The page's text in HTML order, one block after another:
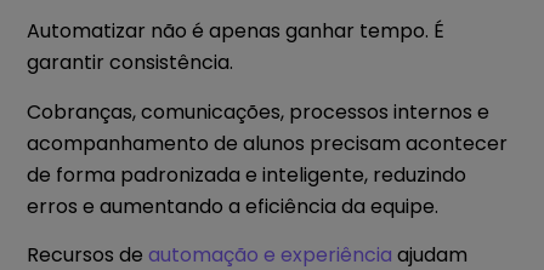
Automatizar não é apenas ganhar tempo. É
garantir consistência.
Cobranças, comunicações, processos internos e
acompanhamento de alunos precisam acontecer
de forma padronizada e inteligente, reduzindo
erros e aumentando a eficiência da equipe.
Recursos deautomação e experiênciaajudam